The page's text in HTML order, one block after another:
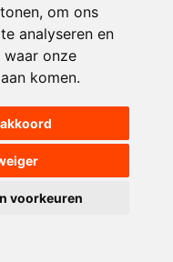
om ons
analyseren en
onze
komen.
voorkeuren
2004